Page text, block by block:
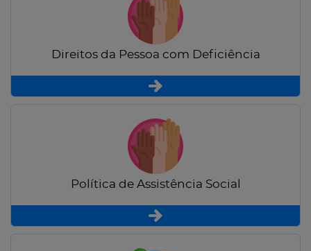
Direitos da Pessoa com Deficiência
Política de Assistência Social